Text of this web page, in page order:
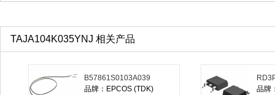
TAJA104K035YNJ 相关产品
B57861S0103A039
品牌：EPCOS (TDK)
品牌